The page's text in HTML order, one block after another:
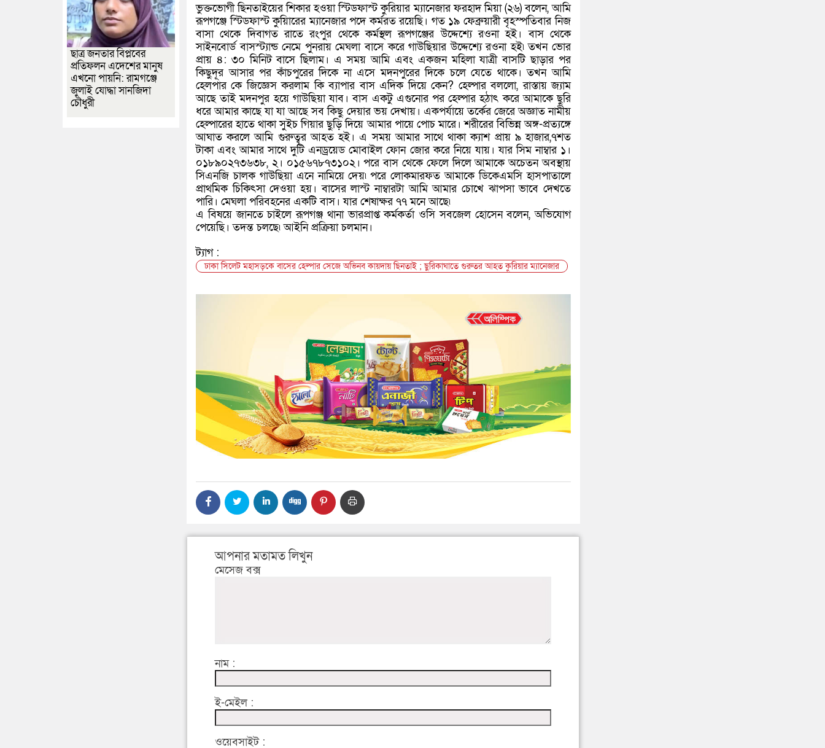
ভুক্তভোগী ছিনতাইয়ের শিকার হওয়া স্টিডফাস্ট কুরিয়ার ম্যানেজার ফরহাদ মিয়া (২৬) বলেন, আমি
রূপগঞ্জে স্টিডফাস্ট কুয়িারের ম্যানেজার পদে কর্মরত রয়েছি। গত ১৯ ফেব্রুয়ারী বৃহস্পতিবার নিজ
বাসা থেকে দিবাগত রাতে রংপুর থেকে কর্মস্থল রূপগঞ্জের উদ্দেশ্যে রওনা হই। বাস থেকে
সাইনবোর্ড বাসস্ট্যান্ড নেমে পুনরায় মেঘলা বাসে করে গাউছিয়ার উদ্দেশ্যে রওনা হই৷ তখন ভোর
প্রায় ৪: ৩০ মিনিট বাসে ছিলাম। এ সময় আমি এবং একজন মহিলা যাত্রী বাসটি ছাড়ার পর
কিছুদূর আসার পর কাঁচপুরের দিকে না এসে মদনপুরের দিকে চলে যেতে থাকে। তখন আমি
হেলপার কে জিজ্ঞেস করলাম কি ব্যাপার বাস এদিক দিয়ে কেন? হেল্পার বললো, রাস্তায় জ্যাম
আছে তাই মদনপুর হয়ে গাউছিয়া যাব। বাস একটু এগুনোর পর হেল্পার হঠাৎ করে আমাকে ছুরি
ধরে আমার কাছে যা যা আছে সব কিছু দেয়ার ভয় দেখায়। একপর্যায়ে তর্কের জেরে অজ্ঞাত নামীয়
হেল্পারের হাতে থাকা সুইচ গিয়ার ছুড়ি দিয়ে আমার পায়ে পোচ মারে। শরীরের বিভিন্ন অঙ্গ-প্রত্যঙ্গে
আঘাত করলে আমি গুরুত্বর আহত হই। এ সময় আমার সাথে থাকা ক্যাশ প্রায় ৯ হাজার,৭শত
টাকা এবং আমার সাথে দুটি এনড্রয়েড মোবাইল ফোন জোর করে নিয়ে যায়। যার সিম নাম্বার ১।
০১৮৯০২৭৩৬৩৮, ২। ০১৫৬৭৮৭৩১০২। পরে বাস থেকে ফেলে দিলে আমাকে অচেতন অবস্থায়
সিএনজি চালক গাউছিয়া এনে নামিয়ে দেয়৷ পরে লোকমারফত আমাকে ডিকেএমসি হাসপাতালে
প্রাথমিক চিকিৎসা দেওয়া হয়। বাসের লাস্ট নাম্বারটা আমি আমার চোখে ঝাপসা ভাবে দেখতে
পারি। মেঘলা পরিবহনের একটি বাস। যার শেষাক্ষর ৭৭ মনে আছে৷
এ বিষয়ে জানতে চাইলে রূপগঞ্জ থানা ভারপ্রাপ্ত কর্মকর্তা ওসি সবজেল হোসেন বলেন, অভিযোগ
পেয়েছি। তদন্ত চলছে৷ আইনি প্রক্রিয়া চলমান।
ট্যাগ :
ঢাকা সিলেট মহাসড়কে বাসের হেল্পার সেজে অভিনব কায়দায় ছিনতাই ; ছুরিকাঘাতে গুরুতর আহত কুরিয়ার ম্যানেজার
আপনার মতামত লিখুন
মেসেজ বক্স
নাম :
ই-মেইল :
ওয়েবসাইট :
ছাত্র জনতার বিপ্লবের
প্রতিফলন এদেশের মানুষ
এখনো পায়নি: রামগঞ্জে
জুলাই যোদ্ধা সানজিদা
চৌধুরী